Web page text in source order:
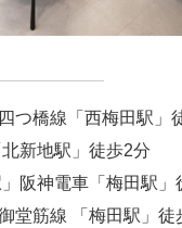
つ橋線「西梅田駅」
新地駅」徒歩2分
阪神電車「梅田駅」
堂筋線 「梅田駅」徒